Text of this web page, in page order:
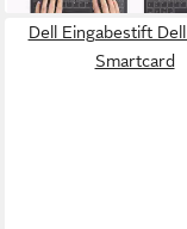
Dell Eingabestift
Smartcard